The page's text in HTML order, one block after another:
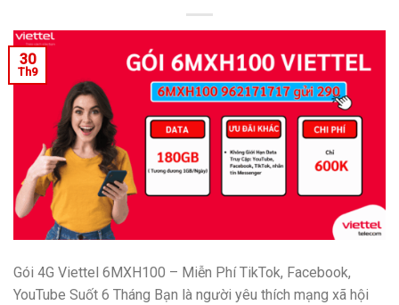
30
Th9
Gói 4G Viettel 6MXH100 – Miễn Phí TikTok, Facebook,
YouTube Suốt 6 Tháng Bạn là người yêu thích mạng xã hội